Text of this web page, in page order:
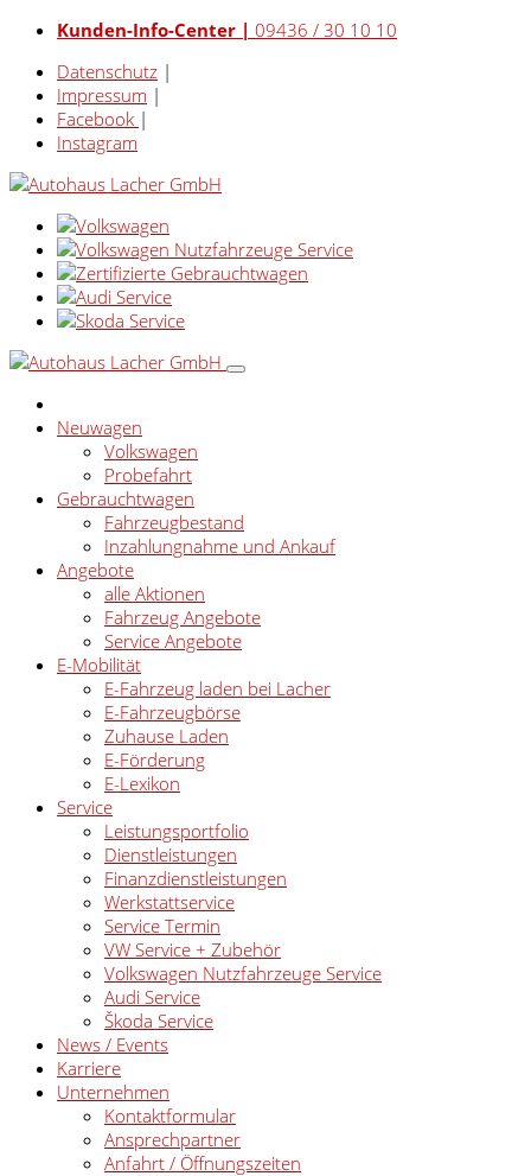
Kunden-Info-Center | 09436 / 30 10 10
Datenschutz |
Impressum |
Facebook |
Instagram
Neuwagen
Volkswagen
Probefahrt
Gebrauchtwagen
Fahrzeugbestand
Inzahlungnahme und Ankauf
Angebote
alle Aktionen
Fahrzeug Angebote
Service Angebote
E-Mobilität
E-Fahrzeug laden bei Lacher
E-Fahrzeugbörse
Zuhause Laden
E-Förderung
E-Lexikon
Service
Leistungsportfolio
Dienstleistungen
Finanzdienstleistungen
Werkstattservice
Service Termin
VW Service + Zubehör
Volkswagen Nutzfahrzeuge Service
Audi Service
Škoda Service
News / Events
Karriere
Unternehmen
Kontaktformular
Ansprechpartner
Anfahrt / Öffnungszeiten